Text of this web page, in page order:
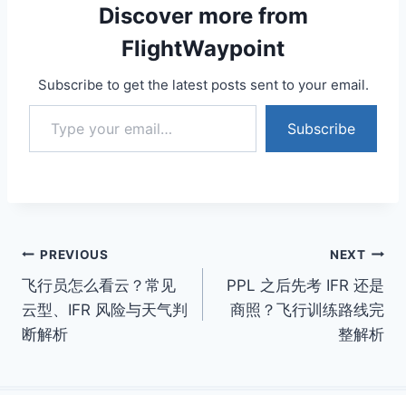
Discover more from
FlightWaypoint
Subscribe to get the latest posts sent to your email.
Type your email…
Subscribe
Post
navigation
PREVIOUS
飞行员怎么看云？常见
云型、IFR 风险与天气判
断解析
NEXT
PPL 之后先考 IFR 还是
商照？飞行训练路线完
整解析